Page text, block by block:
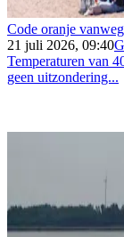
Code oranje
21 juli 2026, 09:40
Temperaturen van
geen uitzondering...